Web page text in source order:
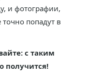
и фотографии,
попадут в
с таким
получится!